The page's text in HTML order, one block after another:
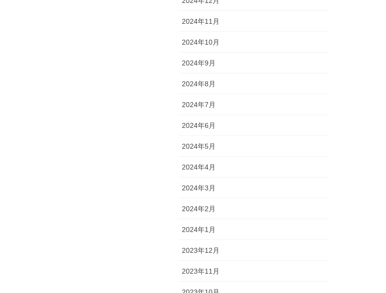
2024年11月
2024年10月
2024年9月
2024年8月
2024年7月
2024年6月
2024年5月
2024年4月
2024年3月
2024年2月
2024年1月
2023年12月
2023年11月